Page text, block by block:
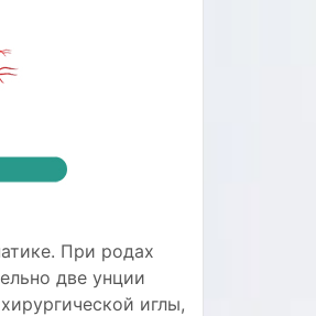
При родах
две унции
иглы,